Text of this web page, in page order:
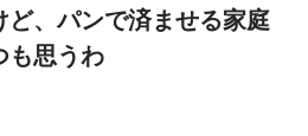
ど、パンで済ませる家庭
も思うわ